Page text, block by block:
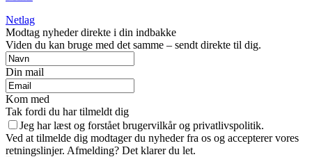
Netlag
Modtag nyheder direkte i din indbakke
Viden du kan bruge med det samme – sendt direkte til dig.
Din mail
Kom med
Tak fordi du har tilmeldt dig
Jeg har læst og forstået brugervilkår og privatlivspolitik.
Ved at tilmelde dig modtager du nyheder fra os og accepterer vores
retningslinjer. Afmelding? Det klarer du let.